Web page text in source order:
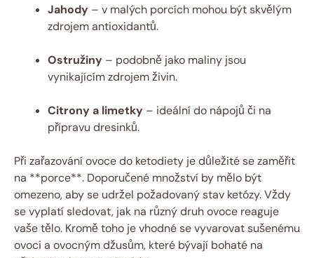
Jahody – v malých porcích mohou být skvělým
zdrojem antioxidantů.
Ostružiny – podobně jako maliny jsou
vynikajícím zdrojem živin.
Citrony a limetky – ideální do nápojů či na
přípravu dresinků.
Při zařazování ovoce do ketodiety je důležité se zaměřit
na **porce**. Doporučené množství by mělo být
omezeno, aby se udržel požadovaný stav ketózy. Vždy
se vyplatí sledovat, jak na různý druh ovoce reaguje
vaše tělo. Kromě toho je vhodné se vyvarovat sušenému
ovoci a ovocným džusům, které bývají bohaté na